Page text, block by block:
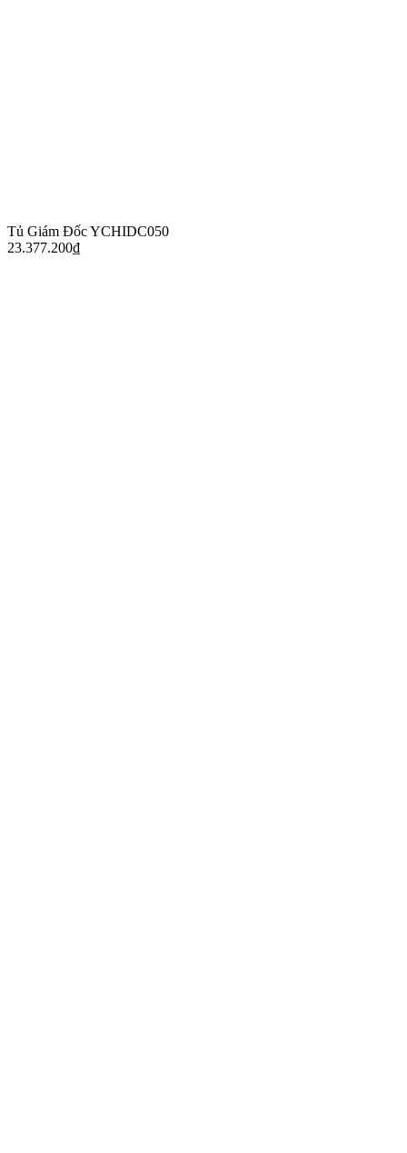
Tủ Giám Đốc YCHIDC050
23.377.200₫